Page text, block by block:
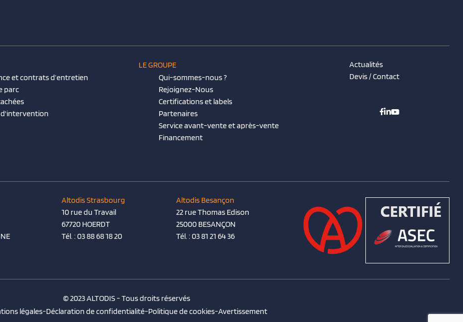
et contrats d’entretien
parc
d'intervention
LE GROUPE
Qui-sommes-nous ?
Rejoignez-Nous
Certifications et labels
Partenaires
Service avant-vente et après-vente
Financement
Actualités
Devis / Contact
Altodis Strasbourg
10 rue du Travail
67720 HOERDT
Tél. :03 88 68 18 20
Altodis Besançon
22 rue Thomas Edison
25000 BESANÇON
Tél. :03 81 21 64 36
© 2023 ALTODIS - Tous droits réservés
légales-Déclaration de confidentialité-Politique de cookies-Avertissement